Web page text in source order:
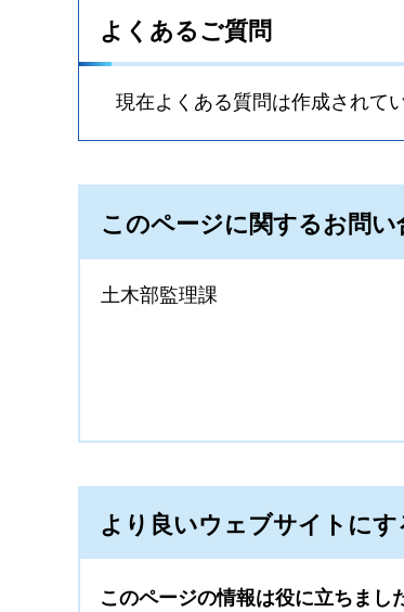
よくあるご質問
現在よくある質問は作成されて
このページに関するお問い
土木部監理課
より良いウェブサイトに
このページの情報は役に立ちまし